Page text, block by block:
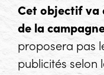
Cet objectif
de la
proposera pas
publicités selon